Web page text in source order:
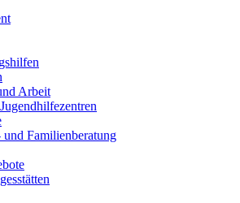
Arbeit
Familienberatung